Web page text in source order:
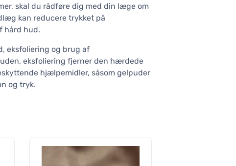
skal du rådføre dig med din læge om
kan reducere trykket på
hård hud.
eksfoliering og brug af
eksfoliering fjerner den hærdede
hjælpemidler, såsom gelpuder
og tryk.